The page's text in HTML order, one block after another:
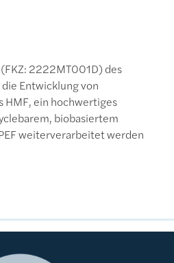
2222MT001D) des
die Entwicklung von
HMF, ein hochwertiges
biobasiertem
weiterverarbeitet werden